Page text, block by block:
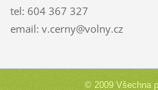
tel: 604 367 327
email: v.cerny@volny.cz
© 2009 Všechna